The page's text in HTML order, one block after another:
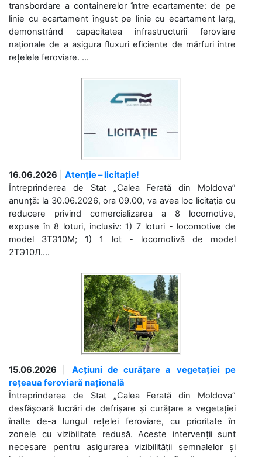
transbordare a containerelor între ecartamente: de pe
linie cu ecartament îngust pe linie cu ecartament larg,
demonstrând capacitatea infrastructurii feroviare
naționale de a asigura fluxuri eficiente de mărfuri între
rețelele feroviare. ...
16.06.2026
Atenție – licitație!
Întreprinderea de Stat „Calea Ferată din Moldova”
anunță: la 30.06.2026, ora 09.00, va avea loc licitaţia cu
reducere privind comercializarea a 8 locomotive,
expuse în 8 loturi, inclusiv: 1) 7 loturi - locomotive de
model 3ТЭ10М; 1) 1 lot - locomotivă de model
2ТЭ10Л....
15.06.2026
Acțiuni de curățare a vegetației pe
rețeaua feroviară națională
Întreprinderea de Stat „Calea Ferată din Moldova”
desfășoară lucrări de defrișare și curățare a vegetației
înalte de-a lungul rețelei feroviare, cu prioritate în
zonele cu vizibilitate redusă. Aceste intervenții sunt
necesare pentru asigurarea vizibilității semnalelor și